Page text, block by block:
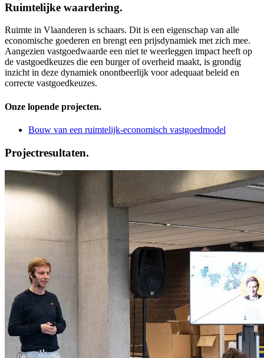
Ruimtelijke waardering.
Ruimte in Vlaanderen is schaars. Dit is een eigenschap van alle
economische goederen en brengt een prijsdynamiek met zich mee.
Aangezien vastgoedwaarde een niet te weerleggen impact heeft op
de vastgoedkeuzes die een burger of overheid maakt, is grondig
inzicht in deze dynamiek onontbeerlijk voor adequaat beleid en
correcte vastgoedkeuzes.
Onze lopende projecten.
Bouw van een ruimtelijk-economisch vastgoedmodel
Projectresultaten.